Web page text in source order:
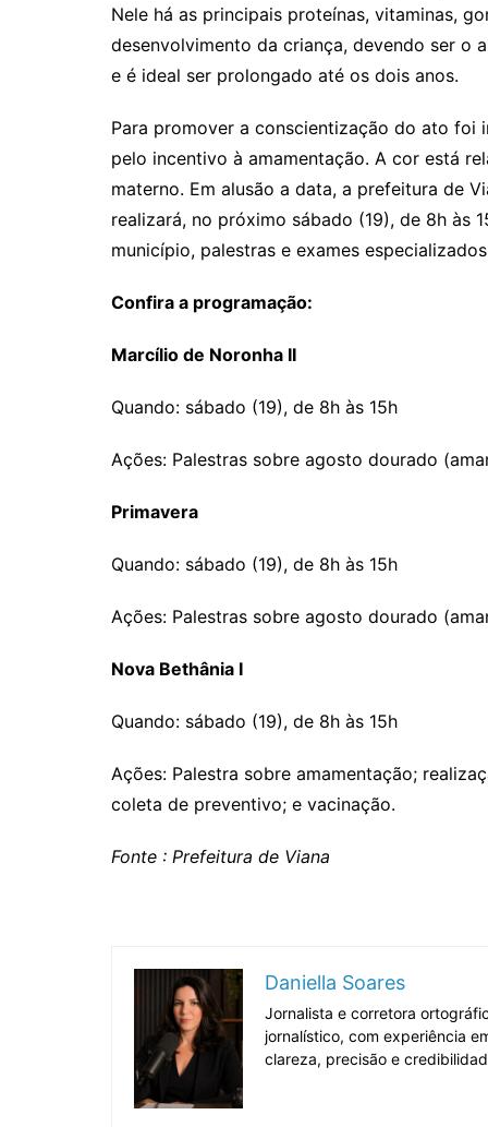
A
p
p
b
o
o
k
Nele há as principais proteínas, vitaminas,
desenvolvimento da criança, devendo ser o
e é ideal ser prolongado até os dois anos.
Para promover a conscientização do ato foi
pelo incentivo à amamentação. A cor está
materno. Em alusão a data, a prefeitura de
realizará, no próximo sábado (19), de 8h às
município, palestras e exames
Confira a programação:
Marcílio de Noronha II
Quando: sábado (19), de 8h às 15h
Ações: Palestras sobre agosto dourado
Primavera
Quando: sábado (19), de 8h às 15h
Ações: Palestras sobre agosto dourado
Nova Bethânia I
Quando: sábado (19), de 8h às 15h
Ações: Palestra sobre amamentação;
coleta de preventivo; e vacinação.
Fonte : Prefeitura de Viana
Daniella Soares
Jornalista e corretora
jornalístico, com experiência
clareza, precisão e